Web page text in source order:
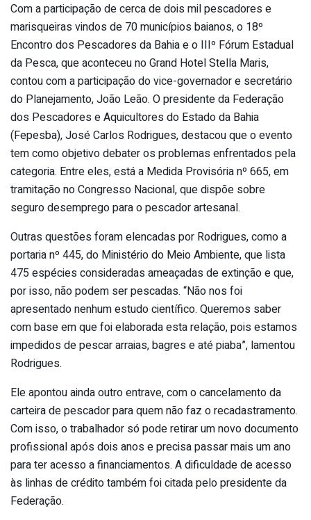
Com a participação de cerca de dois mil pescadores e
marisqueiras vindos de 70 municípios baianos, o 18º
Encontro dos Pescadores da Bahia e o IIIº Fórum Estadual
da Pesca, que aconteceu no Grand Hotel Stella Maris,
contou com a participação do vice-governador e secretário
do Planejamento, João Leão. O presidente da Federação
dos Pescadores e Aquicultores do Estado da Bahia
(Fepesba), José Carlos Rodrigues, destacou que o evento
tem como objetivo debater os problemas enfrentados pela
categoria. Entre eles, está a Medida Provisória nº 665, em
tramitação no Congresso Nacional, que dispõe sobre
seguro desemprego para o pescador artesanal.
Outras questões foram elencadas por Rodrigues, como a
portaria nº 445, do Ministério do Meio Ambiente, que lista
475 espécies consideradas ameaçadas de extinção e que,
por isso, não podem ser pescadas. “Não nos foi
apresentado nenhum estudo científico. Queremos saber
com base em que foi elaborada esta relação, pois estamos
impedidos de pescar arraias, bagres e até piaba”, lamentou
Rodrigues.
Ele apontou ainda outro entrave, com o cancelamento da
carteira de pescador para quem não faz o recadastramento.
Com isso, o trabalhador só pode retirar um novo documento
profissional após dois anos e precisa passar mais um ano
para ter acesso a financiamentos. A dificuldade de acesso
às linhas de crédito também foi citada pelo presidente da
Federação.